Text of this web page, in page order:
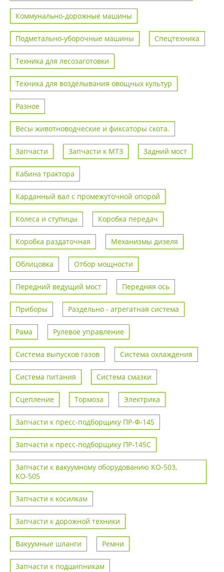
Коммунально-дорожные машины
Подметально-уборочные машины Спецтехника
Техника для лесозаготовки
Техника для возделывания овощных культур
Разное
Весы животноводческие и фиксаторы скота.
Запчасти Запчасти к МТЗ Задний мост
Кабина трактора
Карданный вал с промежуточной опорой
Колеса и ступицы Коробка передач
Коробка раздаточная Механизмы дизеля
Облицовка Отбор мощности
Передний ведущий мост Передняя ось
Приборы Раздельно - агрегатная система
Рама Рулевое управление
Система выпусков газов Система охлаждения
Система питания Система смазки
Сцепление Тормоза Электрика
Запчасти к пресс-подборщику ПР-Ф-145
Запчасти к пресс-подборщику ПР-145С
Запчасти к вакуумному оборудованию КО-503,
КО-505
Запчасти к косилкам
Запчасти к дорожной техники
Вакуумные шланги Ремни
Запчасти к подшипникам